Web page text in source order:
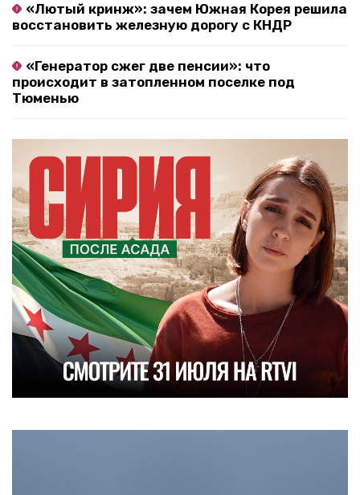
«Лютый кринж»: зачем Южная Корея решила
восстановить железную дорогу с КНДР
«Генератор сжег две пенсии»: что
происходит в затопленном поселке под
Тюменью